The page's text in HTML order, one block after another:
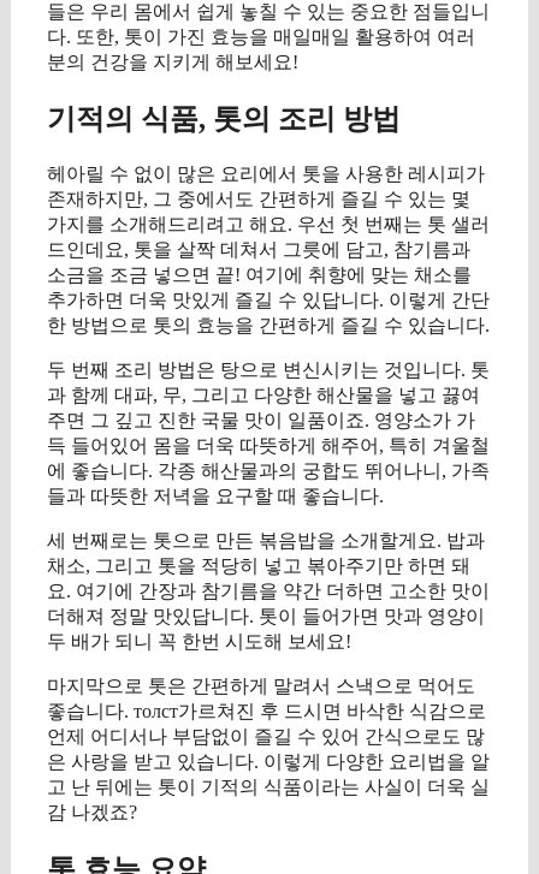
들은 우리 몸에서 쉽게 놓칠 수 있는 중요한 점들입니
다. 또한, 톳이 가진 효능을 매일매일 활용하여 여러
분의 건강을 지키게 해보세요!
기적의 식품, 톳의 조리 방법
헤아릴 수 없이 많은 요리에서 톳을 사용한 레시피가
존재하지만, 그 중에서도 간편하게 즐길 수 있는 몇
가지를 소개해드리려고 해요. 우선 첫 번째는 톳 샐러
드인데요, 톳을 살짝 데쳐서 그릇에 담고, 참기름과
소금을 조금 넣으면 끝! 여기에 취향에 맞는 채소를
추가하면 더욱 맛있게 즐길 수 있답니다. 이렇게 간단
한 방법으로 톳의 효능을 간편하게 즐길 수 있습니다.
두 번째 조리 방법은 탕으로 변신시키는 것입니다. 톳
과 함께 대파, 무, 그리고 다양한 해산물을 넣고 끓여
주면 그 깊고 진한 국물 맛이 일품이죠. 영양소가 가
득 들어있어 몸을 더욱 따뜻하게 해주어, 특히 겨울철
에 좋습니다. 각종 해산물과의 궁합도 뛰어나니, 가족
들과 따뜻한 저녁을 요구할 때 좋습니다.
세 번째로는 톳으로 만든 볶음밥을 소개할게요. 밥과
채소, 그리고 톳을 적당히 넣고 볶아주기만 하면 돼
요. 여기에 간장과 참기름을 약간 더하면 고소한 맛이
더해져 정말 맛있답니다. 톳이 들어가면 맛과 영양이
두 배가 되니 꼭 한번 시도해 보세요!
마지막으로 톳은 간편하게 말려서 스낵으로 먹어도
좋습니다. толст가르쳐진 후 드시면 바삭한 식감으로
언제 어디서나 부담없이 즐길 수 있어 간식으로도 많
은 사랑을 받고 있습니다. 이렇게 다양한 요리법을 알
고 난 뒤에는 톳이 기적의 식품이라는 사실이 더욱 실
감 나겠죠?